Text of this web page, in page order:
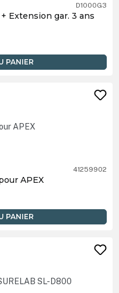
D1000G3
Extension gar. 3 ans
PANIER
41259902
APEX
PANIER